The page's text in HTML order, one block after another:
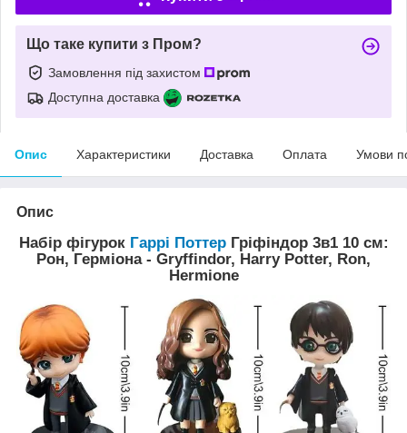
Що таке купити з Пром?
Замовлення під захистом
Доступна доставка
Опис Характеристики Доставка Оплата Умови
Опис
Набір фігурок Гаррі ПоттерГріфіндор 3в1 10 см:
Рон, Герміона - Gryffindor, Harry Potter, Ron,
Hermione